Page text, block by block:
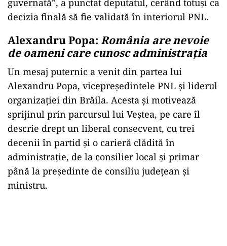
guvernată”, a punctat deputatul, cerând totuși ca
decizia finală să fie validată în interiorul PNL.
Alexandru Popa: România are nevoie
de oameni care cunosc administrația
Un mesaj puternic a venit din partea lui
Alexandru Popa, vicepreședintele PNL și liderul
organizației din Brăila. Acesta și motivează
sprijinul prin parcursul lui Veștea, pe care îl
descrie drept un liberal consecvent, cu trei
decenii în partid și o carieră clădită în
administrație, de la consilier local și primar
până la președinte de consiliu județean și
ministru.